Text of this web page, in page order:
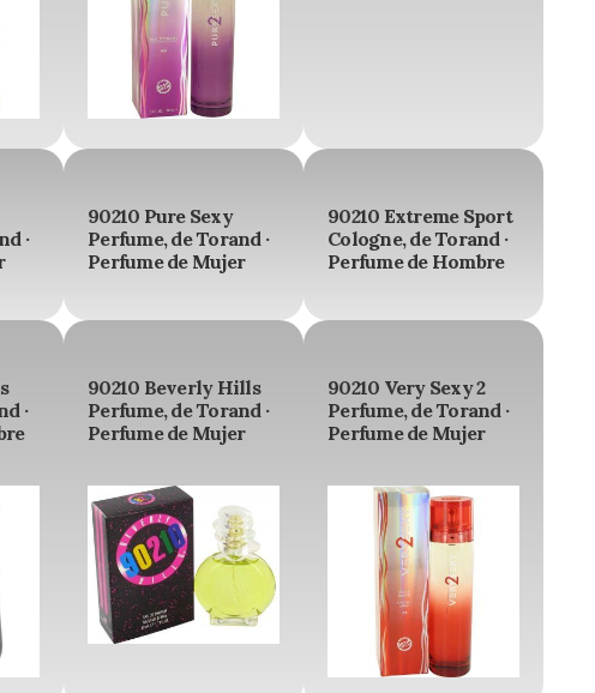
·
90210 Pure Sexy
Perfume, de Torand ·
Perfume de Mujer
90210 Extreme Sport
Cologne, de Torand ·
Perfume de Hombre
·
90210 Beverly Hills
Perfume, de Torand ·
Perfume de Mujer
90210 Very Sexy 2
Perfume, de Torand ·
Perfume de Mujer